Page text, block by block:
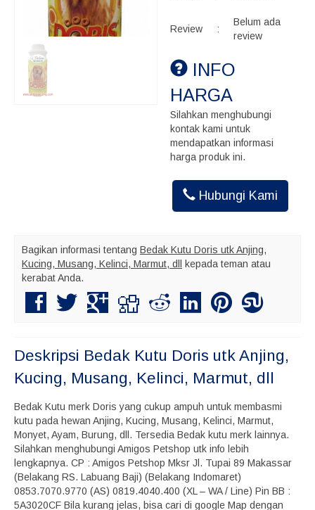
Review :
Belum ada
review
INFO
HARGA
Silahkan menghubungi
kontak kami untuk
mendapatkan informasi
harga produk ini.
Hubungi Kami
Bagikan informasi tentang Bedak Kutu Doris utk Anjing,
Kucing, Musang, Kelinci, Marmut, dll
kepada teman atau
kerabat Anda.
Deskripsi Bedak Kutu Doris utk Anjing,
Kucing, Musang, Kelinci, Marmut, dll
Bedak Kutu merk Doris yang cukup ampuh untuk membasmi
kutu pada hewan Anjing, Kucing, Musang, Kelinci, Marmut,
Monyet, Ayam, Burung, dll. Tersedia Bedak kutu merk lainnya.
Silahkan menghubungi Amigos Petshop utk info lebih
lengkapnya. CP : Amigos Petshop Mksr Jl. Tupai 89 Makassar
(Belakang RS. Labuang Baji) (Belakang Indomaret)
0853.7070.9770 (AS) 0819.4040.400 (XL – WA / Line) Pin BB :
5A3020CF Bila kurang jelas, bisa cari di google Map dengan